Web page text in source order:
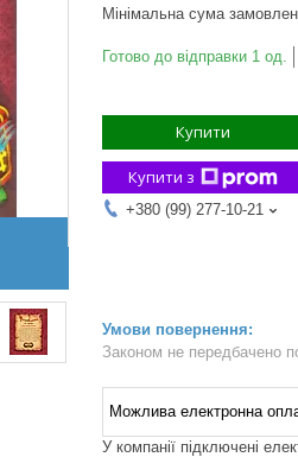
Мінімальна сума
Готово до відправки 1 од.
Купити
Купити з
+380 (99) 277-10-21
Законом не передбачено
У компанії підключені